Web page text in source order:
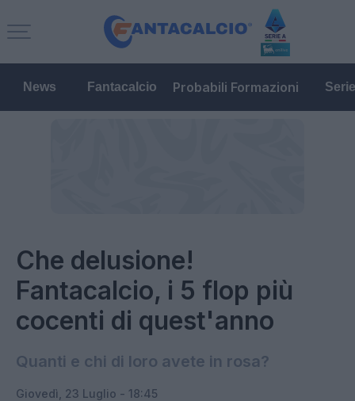
News Fantacalcio Probabili Formazioni
Che delusione!
Fantacalcio, i 5 flop più
cocenti di quest'anno
Quanti e chi di loro avete in rosa?
Giovedì, 23 Luglio - 18:45